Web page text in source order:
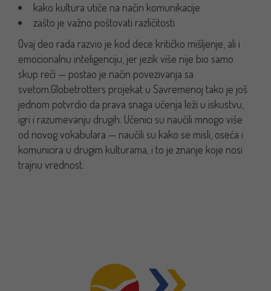
kako kultura utiče na način komunikacije
zašto je važno poštovati različitosti
Ovaj deo rada razvio je kod dece kritičko mišljenje, ali i
emocionalnu inteligenciju, jer jezik više nije bio samo
skup reči — postao je način povezivanja sa
svetom.Globetrotters projekat u Savremenoj tako je još
jednom potvrdio da prava snaga učenja leži u iskustvu,
igri i razumevanju drugih. Učenici su naučili mnogo više
od novog vokabulara — naučili su kako se misli, oseća i
komunicira u drugim kulturama, i to je znanje koje nosi
trajnu vrednost.